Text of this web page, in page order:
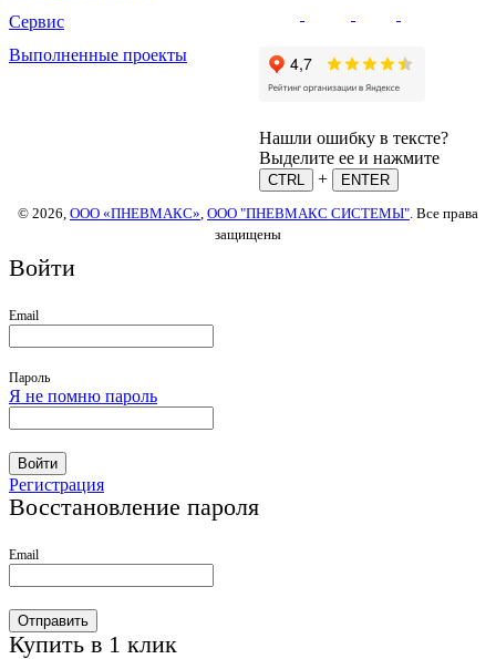
Сервис
Выполненные проекты
Нашли ошибку в тексте?
Выделите ее и нажмите
CTRL +
ENTER
© 2026, ООО «ПНЕВМАКС» ООО "ПНЕВМАКС СИСТЕМЫ" . Все права
защищены
Войти
Email
Пароль
Я не помню пароль
Войти
Регистрация
Восстановление пароля
Email
Отправить
Купить в 1 клик